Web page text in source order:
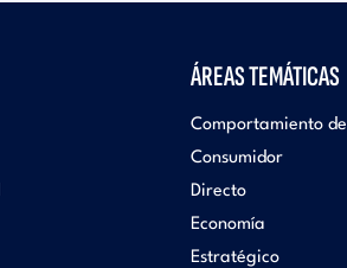
ÁREAS TEMÁTICAS
Comportamiento del
Consumidor
Directo
Economía
Estratégico